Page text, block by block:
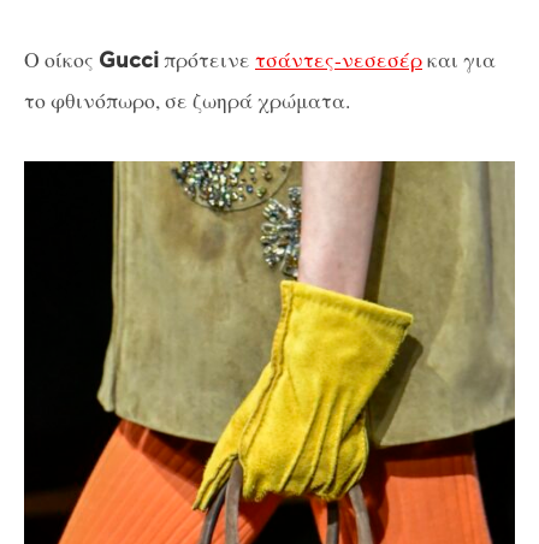
Ο οίκος Gucciπρότεινε τσάντες-νεσεσέρκαι για
το φθινόπωρο, σε ζωηρά χρώματα.